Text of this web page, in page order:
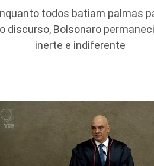
todos batiam palmas
o discurso, Bolsonaro
inerte e indiferente